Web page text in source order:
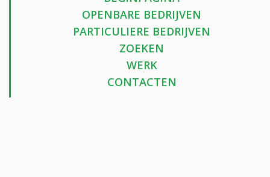
OPENBARE BEDRIJVEN
PARTICULIERE BEDRIJVEN
ZOEKEN
WERK
CONTACTEN